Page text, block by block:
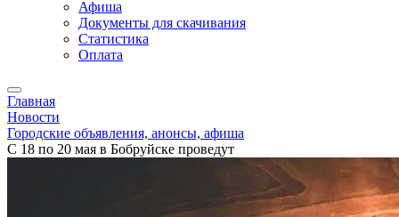
Афиша
Документы для скачивания
Статистика
Оплата
Главная
Новости
Городские объявления, анонсы, афиша
С 18 по 20 мая в Бобруйске проведут